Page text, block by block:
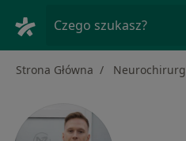
Czego szukasz?
Strona Główna Neurochirurg